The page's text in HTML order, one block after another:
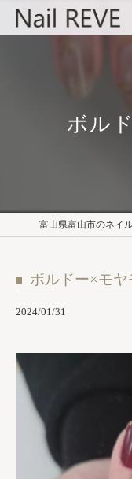
ボル
ボルドー×モ
2024/01/31